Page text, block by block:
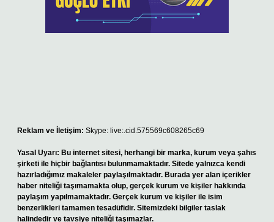
Reklam ve İletişim: Skype: live:.cid.575569c608265c69
Yasal Uyarı: Bu internet sitesi, herhangi bir marka, kurum veya şahıs
şirketi ile hiçbir bağlantısı bulunmamaktadır. Sitede yalnızca kendi
hazırladığımız makaleler paylaşılmaktadır. Burada yer alan içerikler
haber niteliği taşımamakta olup, gerçek kurum ve kişiler hakkında
paylaşım yapılmamaktadır. Gerçek kurum ve kişiler ile isim
benzerlikleri tamamen tesadüfidir. Sitemizdeki bilgiler taslak
halindedir ve tavsiye niteliği taşımazlar.